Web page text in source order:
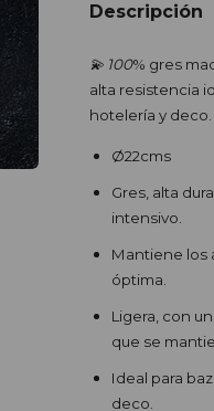
Descripción
💫 100% gres
alta resistencia
hotelería y deco.
Ø22cms
Gres, alta
intensivo.
Mantiene los
óptima.
Ligera, con
que se
Ideal para
deco.